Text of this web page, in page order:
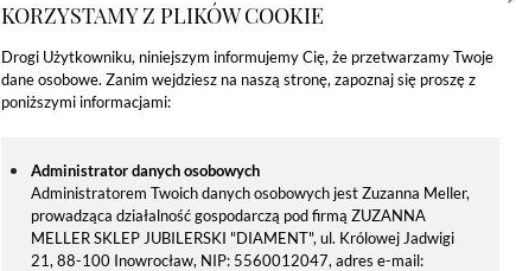
KORZYSTAMY Z PLIKÓW COOKIE
Drogi Użytkowniku, niniejszym informujemy Cię, że przetwarzamy Twoje
dane osobowe. Zanim wejdziesz na naszą stronę, zapoznaj się proszę z
poniższymi informacjami:
Administrator danych osobowych
Administratorem Twoich danych osobowych jest Zuzanna Meller,
prowadząca działalność gospodarczą pod firmą ZUZANNA
MELLER SKLEP JUBILERSKI "DIAMENT", ul. Królowej Jadwigi
21, 88-100 Inowrocław, NIP: 5560012047, adres e-mail:
OSTATNIO OGLĄDANE PRODUKTY